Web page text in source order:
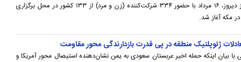
عبدالعزیز»، از دیروز، ۱۶ مرداد با حضور ۳۳۴ شرکت‌کننده (زن و مرد) از ۱۳۳ کشور در محل برگزاری
مکه آغاز شد.
ژئوپلتیک منطقه در پی قدرت بازدارندگی محور مقاومت
با بیان اینکه حمله اخیر عربستان سعودی به یمن نشان‌دهنده استیصال محور آمریکا و